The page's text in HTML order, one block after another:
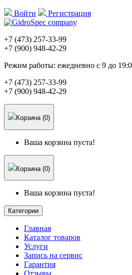
Войти Регистрация
+7 (473) 257-33-99
+7 (900) 948-42-29
Режим работы: ежедневно с 9 до
+7 (473) 257-33-99
+7 (900) 948-42-29
Корзина (0)
Ваша корзина пуста!
Корзина (0)
Ваша корзина пуста!
Категории
Главная
Каталог товаров
Услуги
Запись на сервис
Гарантия